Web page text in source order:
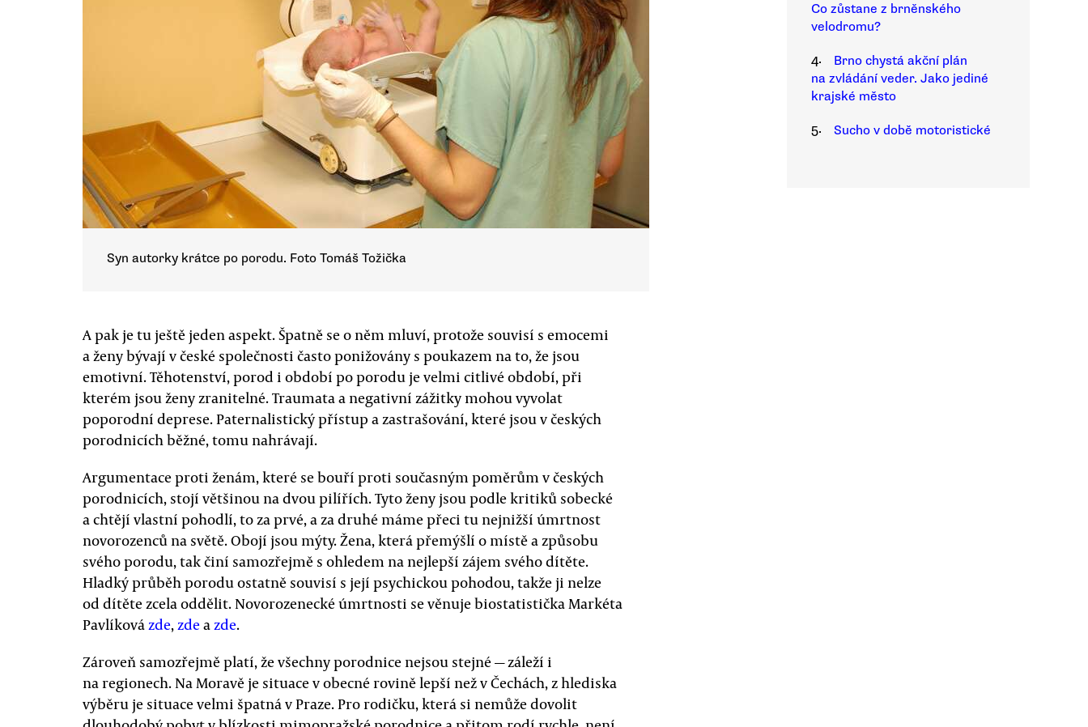
Syn autorky krátce po porodu. Foto Tomáš Tožička
A pak je tu ještě jeden aspekt. Špatně se o něm mluví, protože souvisí s emocemi
a ženy bývají v české společnosti často ponižovány s poukazem na to, že jsou
emotivní. Těhotenství, porod i období po porodu je velmi citlivé období, při
kterém jsou ženy zranitelné. Traumata a negativní zážitky mohou vyvolat
poporodní deprese. Paternalistický přístup a zastrašování, které jsou v českých
porodnicích běžné, tomu nahrávají.
Argumentace proti ženám, které se bouří proti současným poměrům v českých
porodnicích, stojí většinou na dvou pilířích. Tyto ženy jsou podle kritiků sobecké
a chtějí vlastní pohodlí, to za prvé, a za druhé máme přeci tu nejnižší úmrtnost
novorozenců na světě. Obojí jsou mýty. Žena, která přemýšlí o místě a způsobu
svého porodu, tak činí samozřejmě s ohledem na nejlepší zájem svého dítěte.
Hladký průběh porodu ostatně souvisí s její psychickou pohodou, takže ji nelze
od dítěte zcela oddělit. Novorozenecké úmrtnosti se věnuje biostatistička Markéta
Pavlíkovázde,zdeazde.
Zároveň samozřejmě platí, že všechny porodnice nejsou stejné — záleží i
na regionech. Na Moravě je situace v obecné rovině lepší než v Čechách, z hlediska
výběru je situace velmi špatná v Praze. Pro rodičku, která si nemůže dovolit
Co zůstane z brněnského
velodromu?
4.
Brno chystá akční plán
na zvládání veder. Jako jediné
krajské město
5.
Sucho v době motoristické